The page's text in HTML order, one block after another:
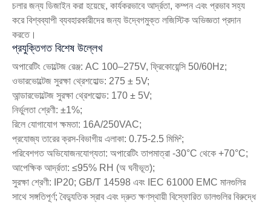
চলার জন্য ডিজাইন করা হয়েছে, কার্যকরভাবে আর্দ্রতা, কম্পন এবং প্রভাব সহ্য
করে বিশ্বব্যাপী ব্যবহারকারীদের জন্য উদ্বেগমুক্ত লজিস্টিক অভিজ্ঞতা প্রদান
করতে।
প্রযুক্তিগত বিশেষ উল্লেখ
অপারেটিং ভোল্টেজ রেঞ্জ: AC 100–275V, ফ্রিকোয়েন্সি 50/60Hz;
ওভারভোল্টেজ সুরক্ষা থ্রেশহোল্ড: 275 ± 5V;
আন্ডারভোল্টেজ সুরক্ষা থ্রেশহোল্ড: 170 ± 5V;
নির্ভুলতা শ্রেণী: ±1%;
রিলে যোগাযোগ ক্ষমতা: 16A/250VAC;
প্রযোজ্য তারের ক্রস-বিভাগীয় এলাকা: 0.75-2.5 মিমি²;
পরিবেশগত অভিযোজনযোগ্যতা: অপারেটিং তাপমাত্রা -30°C থেকে +70°C;
আপেক্ষিক আর্দ্রতা: ≤95% RH (অ ঘনীভূত);
সুরক্ষা শ্রেণী: IP20; GB/T 14598 এবং IEC 61000 EMC মানগুলির
সাথে সঙ্গতিপূর্ণ; বৈদ্যুতিক স্রাব এবং দ্রুত ক্ষণস্থায়ী বিস্ফোরিত ডালগুলির বিরুদ্ধে